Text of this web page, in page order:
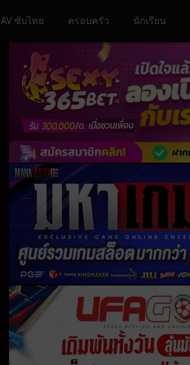
AV ซับไทย ครอบครัว นักเรียน